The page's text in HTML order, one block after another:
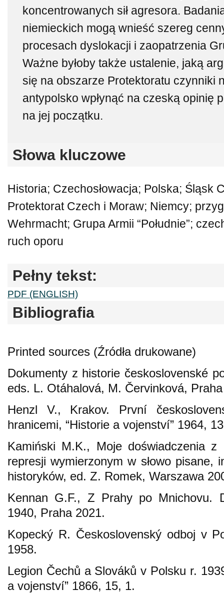
koncentrowanych sił agresora.
niemieckich mogą wnieść szereg
procesach dyslokacji i zaopatrzenia
Ważne byłoby także ustalenie, jaką
się na obszarze Protektoratu czynniki
antypolsko wpłynąć na czeską opinię
na jej początku.
Słowa kluczowe
Historia; Czechosłowacja; Polska; Śląsk
Protektorat Czech i Moraw; Niemcy;
Wehrmacht; Grupa Armii “Południe”;
ruch oporu
Pełny tekst:
PDF (ENGLISH)
Bibliografia
Printed sources (Źródła drukowane)
Dokumenty z historie československé
eds. L. Otáhalová, M. Červinková,
Henzl V., Krakov. První
hranicemi, “Historie a vojenství” 1964,
Kamiński M.K., Moje doświadczenia z
represji wymierzonym w słowo pisane,
historyków, ed. Z. Romek, Warszawa
Kennan G.F., Z Prahy po Mnichovu.
1940, Praha 2021.
Kopecký R. Československý odboj v
1958.
Legion Čechů a Slováků v Polsku r.
a vojenství” 1866, 15, 1.